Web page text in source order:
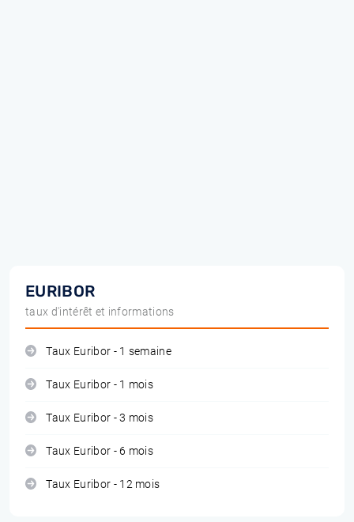
EURIBOR
taux d'intérêt et informations
Taux Euribor - 1 semaine
Taux Euribor - 1 mois
Taux Euribor - 3 mois
Taux Euribor - 6 mois
Taux Euribor - 12 mois